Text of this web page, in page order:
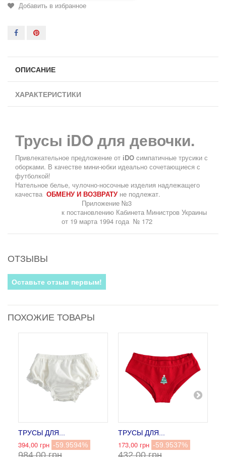
Добавить в избранное
ОПИСАНИЕ
ХАРАКТЕРИСТИКИ
Трусы iDO для девочки.
Привлекательное предложение от іDO cимпатичные трусики с
оборками. В качестве мини-юбки идеально сочетающиеся с
футболкой!
Нательное белье, чулочно-носочные изделия надлежащего
качества ОБМЕНУ И ВОЗВРАТУ не подлежат.
Приложение №3
к постановлению Кабинета Министров Украины
от 19 марта 1994 года № 172
ОТЗЫВЫ
Оставьте отзыв первым!
ПОХОЖИЕ ТОВАРЫ
ТРУСЫ ДЛЯ...
394,00 грн -59.9594%
984,00 грн
ТРУСЫ ДЛЯ...
173,00 грн -59.9537%
432,00 грн